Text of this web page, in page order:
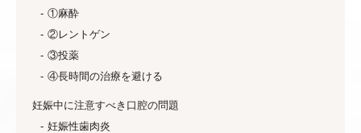
①麻酔
②レントゲン
③投薬
④長時間の治療を避ける
妊娠中に注意すべき口腔の問題
妊娠性歯肉炎